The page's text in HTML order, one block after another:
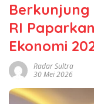
Berkunjung
RI
Ekonomi
Radar Sultra
30 Mei 2026